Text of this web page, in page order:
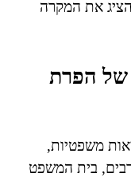
את המקרה
של הפרת
משפטיות,
בית המשפט